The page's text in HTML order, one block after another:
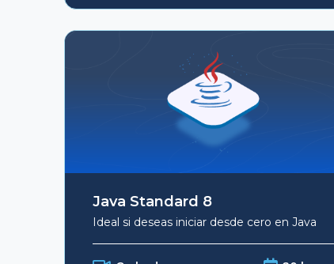
Java Standard 8
Ideal si deseas iniciar desde cero en Java